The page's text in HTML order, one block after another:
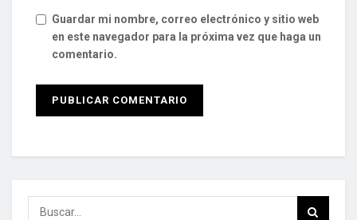
Guardar mi nombre, correo electrónico y sitio web
en este navegador para la próxima vez que haga un
comentario.